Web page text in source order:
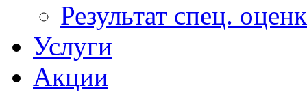
Результат спец.
Услуги
Акции